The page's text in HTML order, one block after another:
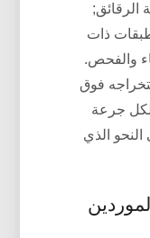
الرقائق;
ذات
والفحص.
فوق
لكل جرعة
الذي